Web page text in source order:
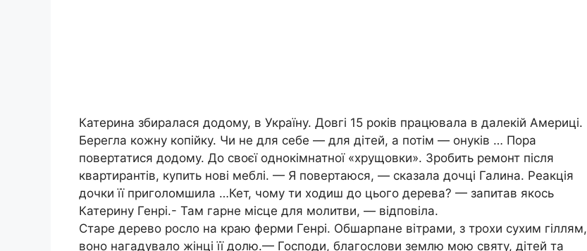
Катерина збиралася додому, в Україну. Довгі 15 років працювала в далекій Америці.
Берегла кожну копійку. Чи не для себе — для дітей, a потім — онуків … Пора
повертатися додому. До своєї однокімнатної «хрущовки». Зробить ремонт після
квартирантів, купить нові меблі. — Я повертаюся, — сказала дочці Галина. Реакція
дочки її приголомшила …Кет, чому ти ходиш до цього дерева? — запитав якось
Катерину Генрі.- Там гарне місце для молитви, — відповіла.
Старе дерево росло на краю ферми Генрі. Обшарпане вітрами, з трохи сухим гіллям,
воно нагадувало жінці її долю.— Господи, благослови землю мою святу, дітей та